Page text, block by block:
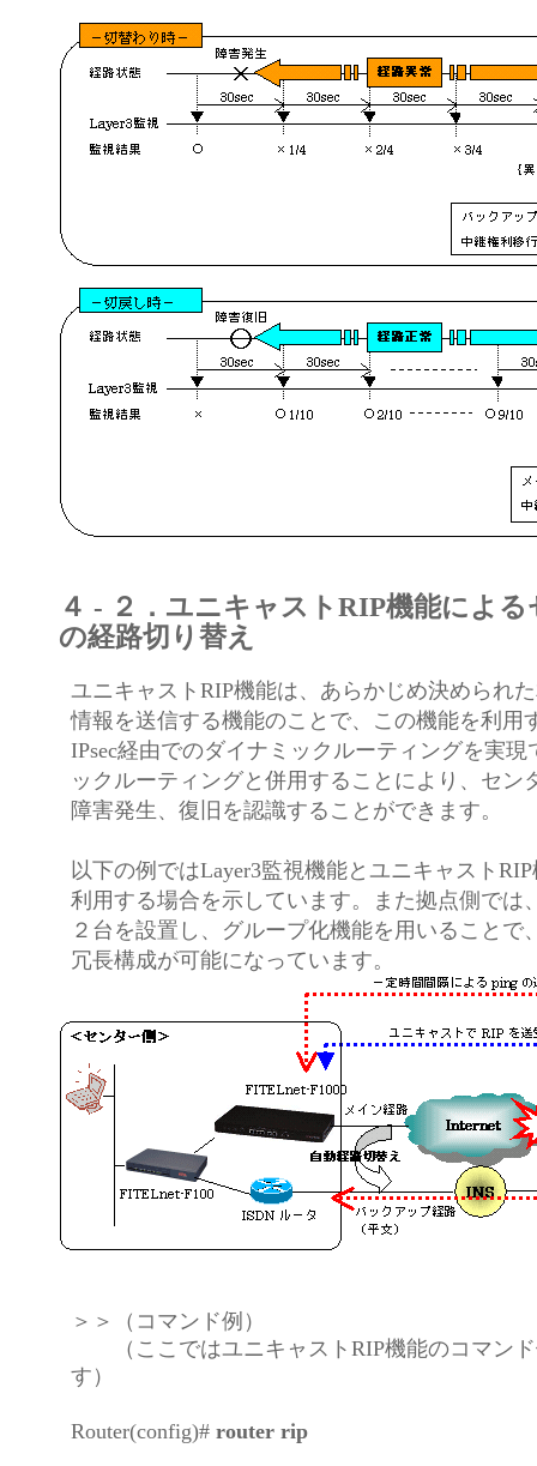
４ - ２．ユニキャストRIP機能によ
の経路切り替え
ユニキャストRIP機能は、あらかじめ決められ
情報を送信する機能のことで、この機能を利用
IPsec経由でのダイナミックルーティングを実現
ックルーティングと併用することにより、セン
障害発生、復旧を認識することができます。
以下の例ではLayer3監視機能とユニキャスト
利用する場合を示しています。また拠点側では
２台を設置し、グループ化機能を用いることで
冗長構成が可能になっています。
＞＞（コマンド例）
（ここではユニキャストRIP機能のコマンド
す）
Router(config)# router rip